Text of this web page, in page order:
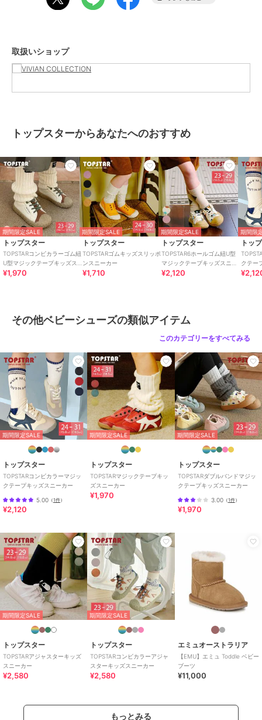
VIVIAN COLLECTION
ベビーシューズ
ボーイズ
カラー ネイビー、ホワイト、ピンク
素材
キャンバス素材
商品のお取り扱い方法
原産国 中国
取扱いショップ
トップスターからあなたへのおすすめ
期間限定SALE
トップスター
TOPSTARコンビカラーゴム紐
U型マジックテープキッズス
ニーカー
¥1,970
期間限定SALE
トップスター
TOPSTARゴムキッズスリッポ
ンスニーカー
¥1,710
期間限定SALE
トップスター
TOPSTAR6ホールゴム紐U型
マジックテープキッズスニー
カー
¥2,120
期間限
トッ
クテー
その他ベビーシューズの類似アイテム
このカテゴリーをすべてみる
期間限定SALE
トップスター
TOPSTARコンビカラーマジッ
クテープキッズスニーカー
5.00 （1件）
¥2,120
期間限定SALE
トップスター
TOPSTARマジックテープキッ
ズスニーカー
¥1,970
期間限定SALE
トップスター
TOPSTARダブルバンドマジッ
クテープキッズスニーカー
3.00（1件）
¥1,970
期間限定SALE
トップスター
TOPSTARアジャスターキッズ
スニーカー
¥2,580
期間限定SALE
トップスター
TOPSTARコンビカラーアジャ
スターキッズスニーカー
¥2,580
エミュオーストラリア
【EMU】エミュ Toddle ベビー
ブーツ
¥11,000
もっとみる